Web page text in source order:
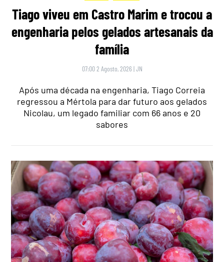
Tiago viveu em Castro Marim e trocou a
engenharia pelos gelados artesanais da
família
07:00 2 Agosto, 2026 |JN
Após uma década na engenharia, Tiago Correia
regressou a Mértola para dar futuro aos gelados
Nicolau, um legado familiar com 66 anos e 20
sabores